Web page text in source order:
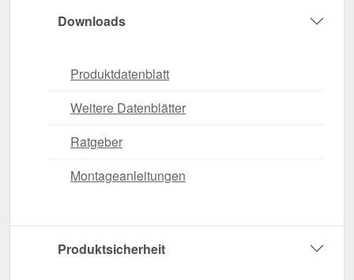
Downloads
Produktdatenblatt
Weitere Datenblätter
Ratgeber
Montageanleitungen
Produktsicherheit